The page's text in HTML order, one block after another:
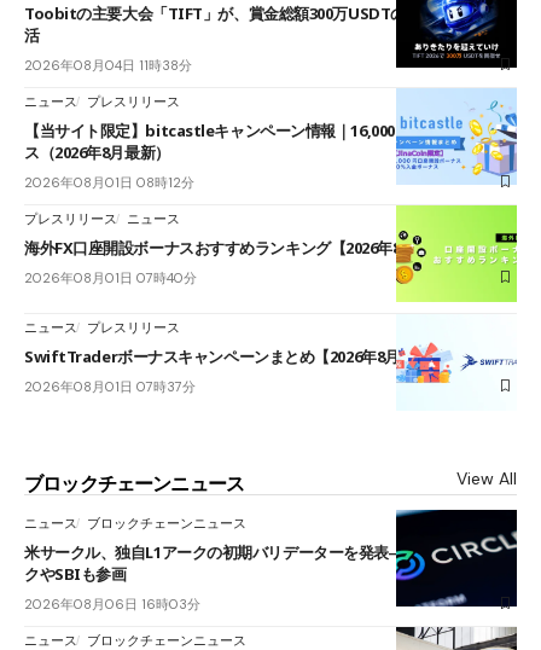
Toobitの主要大会「TIFT」が、賞金総額300万USDTのレースとして復
活
2026年08月04日 11時38分
ニュース プレスリリース
【当サイト限定】bitcastleキャンペーン情報｜16,000円口座開設ボーナ
ス（2026年8月最新）
2026年08月01日 08時12分
プレスリリース ニュース
海外FX口座開設ボーナスおすすめランキング【2026年8月最新】
2026年08月01日 07時40分
ニュース プレスリリース
SwiftTraderボーナスキャンペーンまとめ【2026年8月最新】
2026年08月01日 07時37分
ブロックチェーンニュース View All
ニュース ブロックチェーンニュース
米サークル、独自L1アークの初期バリデーターを発表――ブラックロッ
クやSBIも参画
2026年08月06日 16時03分
ニュース ブロックチェーンニュース